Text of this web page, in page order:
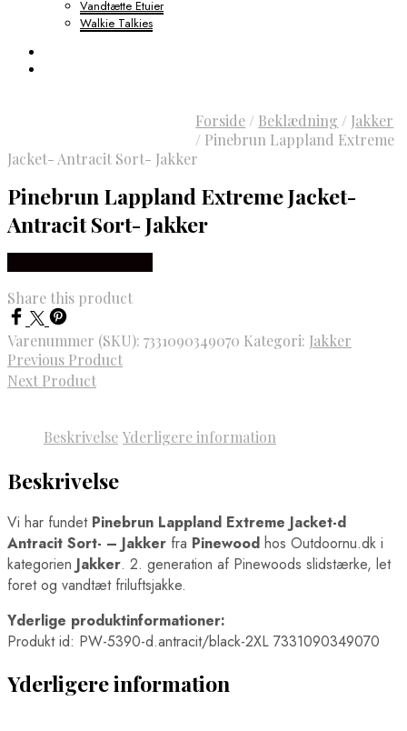
Vandtætte Etuier
Walkie Talkies
Forside / Beklædning / Jakker
/ Pinebrun Lappland Extreme
Jacket- Antracit Sort- Jakker
Pinebrun Lappland Extreme Jacket-
Antracit Sort- Jakker
Share this product
Varenummer (SKU): 7331090349070 Kategori: Jakker
Previous Product
Next Product
Beskrivelse Yderligere information
Beskrivelse
Vi har fundet Pinebrun Lappland Extreme Jacket-d
Antracit Sort- – Jakker fra Pinewood hos Outdoornu.dk i
kategorien Jakker. 2. generation af Pinewoods slidstærke, let
foret og vandtæt friluftsjakke.
Yderlige produktinformationer:
Produkt id: PW-5390-d.antracit/black-2XL 7331090349070
Yderligere information